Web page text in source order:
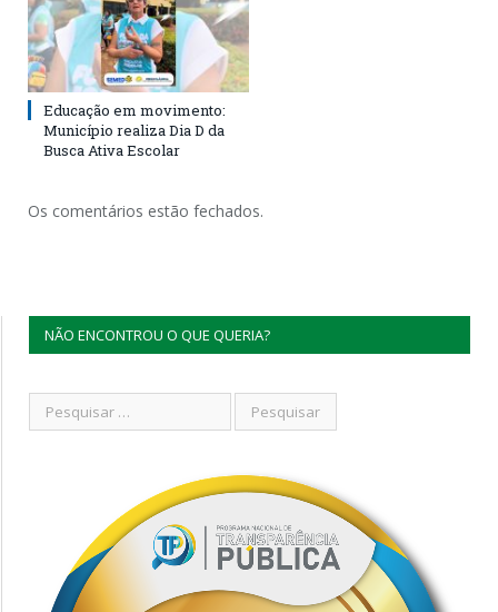
Educação em movimento:
Município realiza Dia D da
Busca Ativa Escolar
Os comentários estão fechados.
NÃO ENCONTROU O QUE QUERIA?